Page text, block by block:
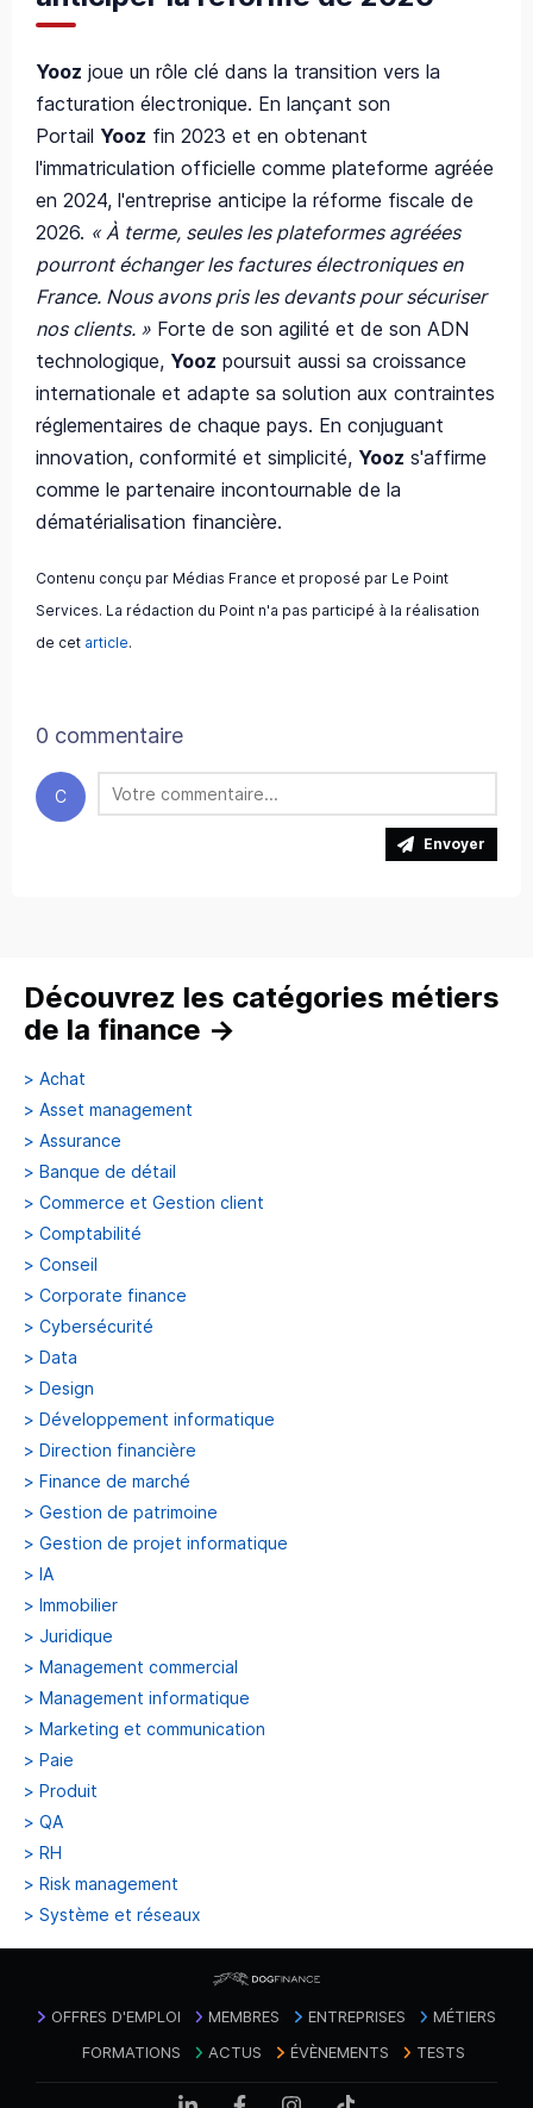
Yooz joue un rôle clé dans la transition vers la
facturation électronique. En lançant son
Portail Yooz fin 2023 et en obtenant
l'immatriculation officielle comme plateforme agréée
en 2024, l'entreprise anticipe la réforme fiscale de
2026. « À terme, seules les plateformes agréées
pourront échanger les factures électroniques en
France. Nous avons pris les devants pour sécuriser
nos clients. » Forte de son agilité et de son ADN
technologique, Yooz poursuit aussi sa croissance
internationale et adapte sa solution aux contraintes
réglementaires de chaque pays. En conjuguant
innovation, conformité et simplicité, Yooz s'affirme
comme le partenaire incontournable de la
dématérialisation financière.
Contenu conçu par Médias France et proposé par Le Point
Services. La rédaction du Point n'a pas participé à la réalisation
de cet article.
0 commentaire
C
Envoyer
Découvrez les catégories métiers
de la finance →
> Achat
> Asset management
> Assurance
> Banque de détail
> Commerce et Gestion client
> Comptabilité
> Conseil
> Corporate finance
> Cybersécurité
> Data
> Design
> Développement informatique
> Direction financière
> Finance de marché
> Gestion de patrimoine
> Gestion de projet informatique
> IA
> Immobilier
> Juridique
> Management commercial
> Management informatique
> Marketing et communication
> Paie
> Produit
> QA
> RH
> Risk management
> Système et réseaux
OFFRES D'EMPLOI MEMBRES ENTREPRISES
MÉTIERS
FORMATIONS
ACTUS ÉVÈNEMENTS TESTS